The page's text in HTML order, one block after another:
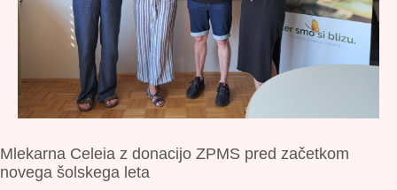
Mlekarna Celeia z donacijo ZPMS pred začetkom
novega šolskega leta